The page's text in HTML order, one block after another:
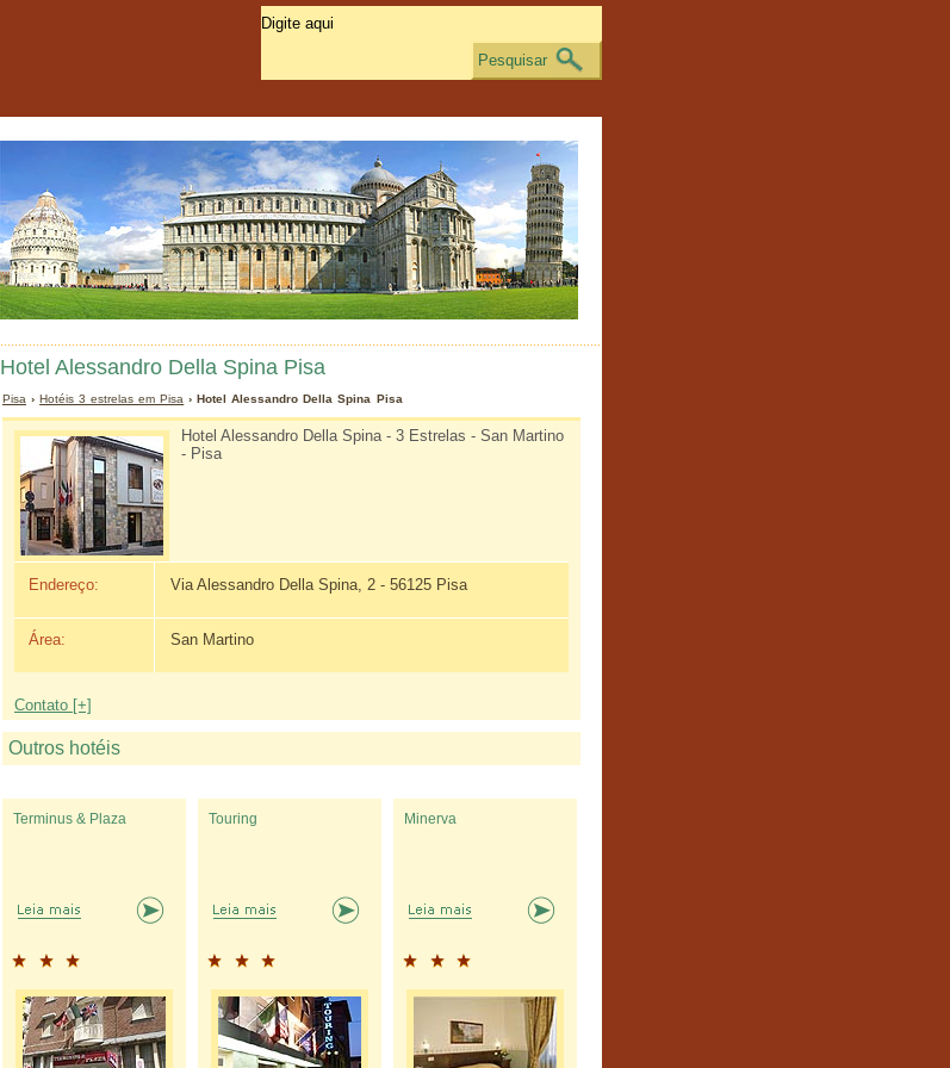
Hotel Alessandro Della Spina Pisa
Pisa ›Hotéis 3 estrelas em Pisa › Hotel Alessandro Della Spina Pisa
Hotel Alessandro Della Spina - 3 Estrelas - San Martino
- Pisa
Endereço: Via Alessandro Della Spina, 2 - 56125 Pisa
Área: San Martino
Contato [+]
Outros hotéis
Terminus & Plaza Touring Minerva
Pesquisar